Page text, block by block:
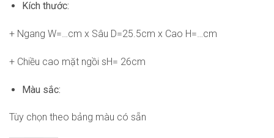
Kích thước:
+ Ngang W=…cm x Sâu D=25.5cm x Cao H=…cm
+ Chiều cao mặt ngồi sH= 26cm
Màu sắc:
Tùy chọn theo bảng màu có sẵn